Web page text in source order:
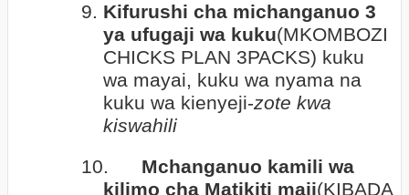
9. Kifurushi cha michanganuo 3
ya ufugaji wa kuku(MKOMBOZI
CHICKS PLAN 3PACKS) kuku
wa mayai, kuku wa nyama na
kuku wa kienyeji-zote kwa
kiswahili
10.
Mchanganuo kamili wa
kilimo cha Matikiti maji(KIBADA